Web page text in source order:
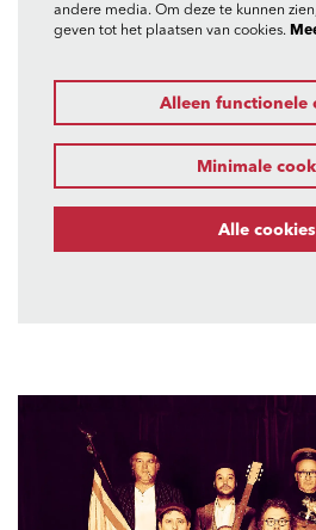
andere media. Om deze te kunnen
geven tot het plaatsen van cookies.
Alleen functionele
Minimale
Alle cookies